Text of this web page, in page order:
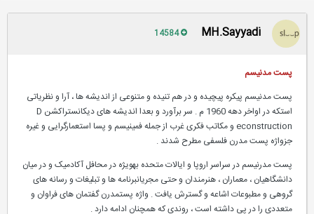
MH.Sayyadi
پست مدنیسم
پست مدنیسم پیکره پیچیده و در هم تنیده و متنوعی از اندیشه ها ، آرا و نظریاتی
استکه در اواخر دهه 1960 م . سر برآورد و بعدا اندیشه های دیکانستراکشن D
econstruction و مکاتب فکری غرب از جمله فمینیسم و پسا استعمارگرایی و غیره
جزواژه پست مدرن فلسفی مطرح شدند .
پست مدرنیسم در سراسر اروپا و ایالات متحده بهویژه در محافل آکادمیک و در میان
دانشگاهیان ، معماران ، هنرمندان و حتی مجریانبرنامه ها و تبلیغات و رسانه های
گروهی و مطبوعات اشاعه و گسترش یافت . واژه پستمدرن گفتمان های فراوان و
متعددی را در پی داشته است ، روندی که همچنان ادامه دارد .